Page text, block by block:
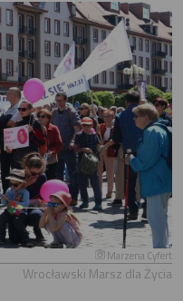
Marzena Cyfert
Wrocławski Marsz dla Życia